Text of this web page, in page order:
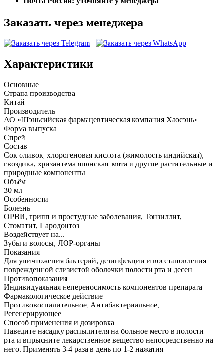
Заказать через менеджера
Характеристики
Основные
Страна производства
Китай
Производитель
АО «Шэньсийская фармацевтическая компания Хаосэнь»
Форма выпуска
Спрей
Состав
Сок оливок, хлорогеновая кислота (жимолость индийская),
гвоздика, хризантема японская, мята и другие растительные и
природные компоненты
Объём
30 мл
Особенности
Болезнь
ОРВИ, грипп и простудные заболевания, Тонзиллит,
Стоматит, Пародонтоз
Воздействует на...
Зубы и волосы, ЛОР-органы
Показания
Для уничтожения бактерий, дезинфекции и восстановления
поврежденной слизистой оболочки полости рта и десен
Противопоказания
Индивидуальная непереносимость компонентов препарата
Фармакологическое действие
Противовоспалительное, Антибактериальное,
Регенерирующее
Способ применения и дозировка
Наведите насадку распылителя на больное место в полости
рта и впрысните лекарственное вещество непосредственно на
него. Применять 3-4 раза в день по 1-2 нажатия